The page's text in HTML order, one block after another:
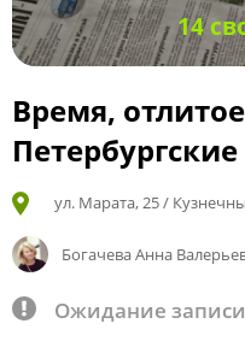
14
Время,
ул. Марата, 25 /
Богачева Анна
Ожидание записи